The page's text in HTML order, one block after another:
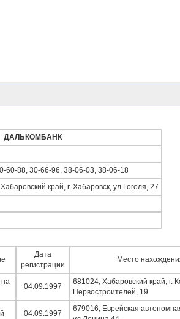
ДАЛЬКОМБАНК
60-88, 30-66-96, 38-06-03, 38-06-18
край, г. Хабаровск, ул.Гоголя, 27
Дата
регистрации
Место
на-
04.09.1997
681024, Хабаровский край, г.
Первостроителей, 19
04.09.1997
679016, Еврейская